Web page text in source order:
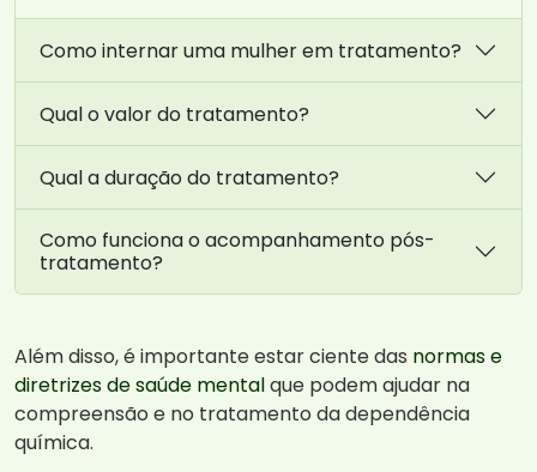
Como internar uma mulher em tratamento?
Qual o valor do tratamento?
Qual a duração do tratamento?
Como funciona o acompanhamento pós-
tratamento?
Além disso, é importante estar ciente das normas e
diretrizes de saúde mentalque podem ajudar na
compreensão e no tratamento da dependência
química.